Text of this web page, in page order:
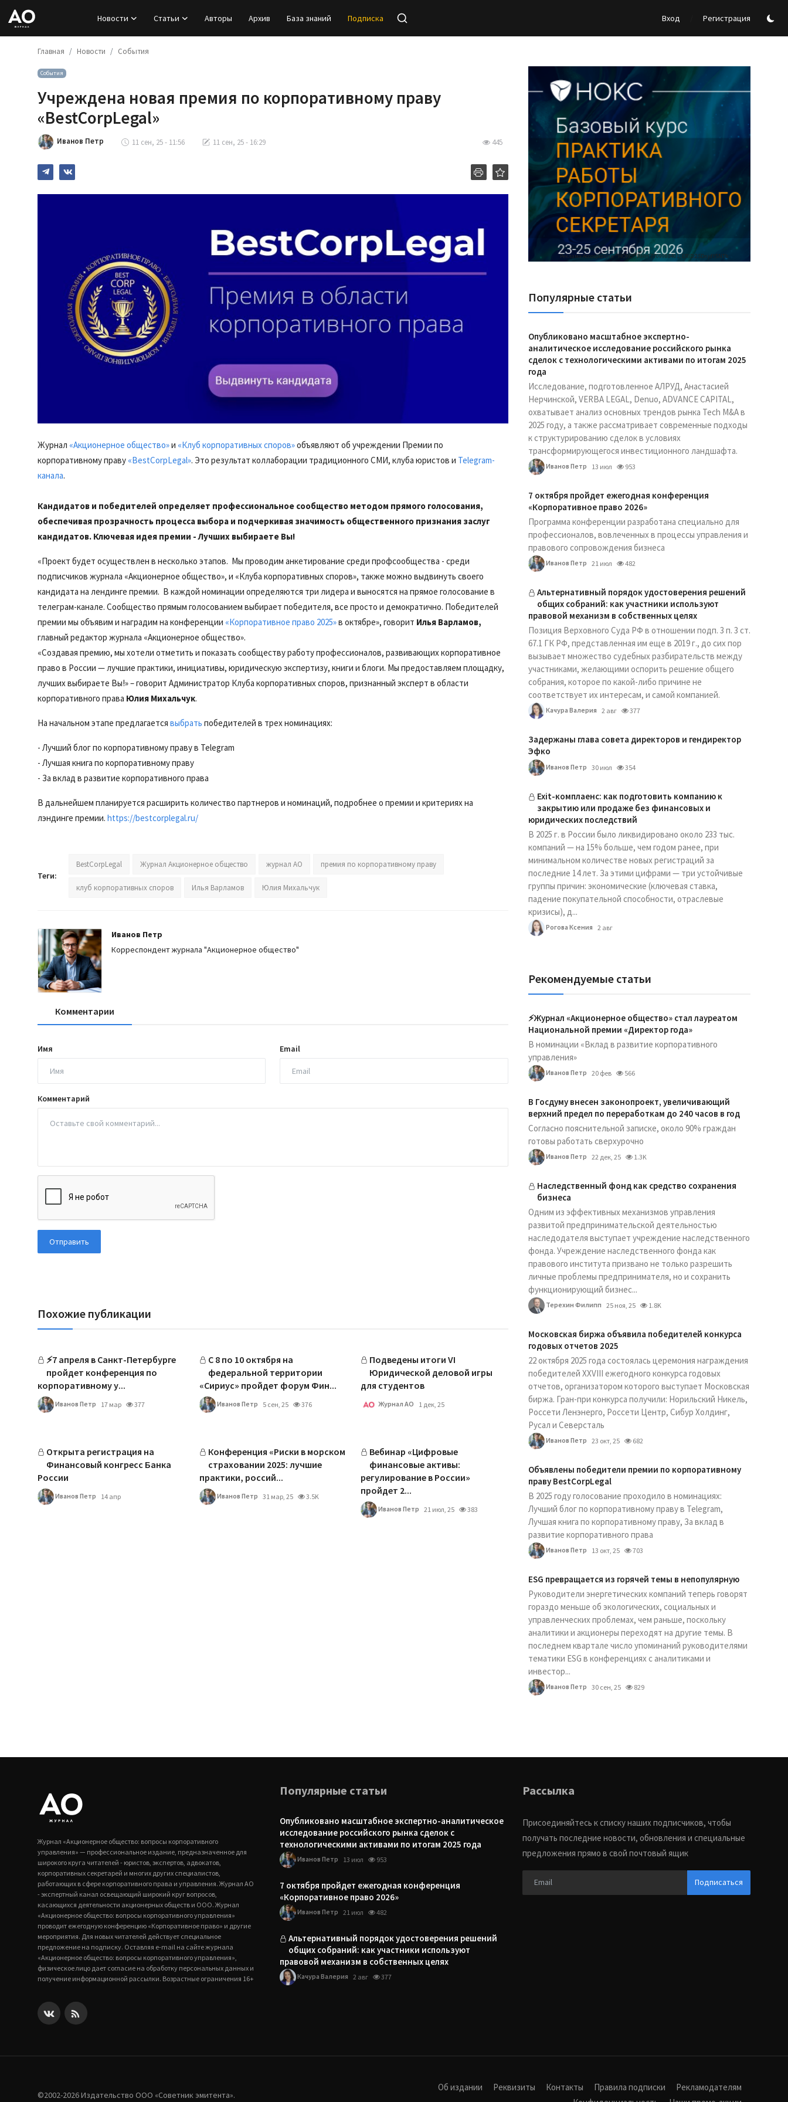
Новости Статьи Авторы Архив База знаний Подписка Вход Регистрация
Статьи
Главная Новости События
События
Учреждена новая премия по корпоративному праву
«BestCorpLegal»
Иванов Петр 11 сен, 25 - 11:56 11 сен, 25 - 16:29 445
Журнал «Акционерное общество»и «Клуб корпоративных споров»объявляют об учреждении Премии по
корпоративному праву «BestCorpLegal». Это результат коллаборации традиционного СМИ, клуба юристов и Telegram-
канала.
Кандидатов и победителей определяет профессиональное сообщество методом прямого голосования,
обеспечивая прозрачность процесса выбора и подчеркивая значимость общественного признания заслуг
кандидатов. Ключевая идея премии - Лучших выбираете Вы!
«Проект будет осуществлен в несколько этапов. Мы проводим анкетирование среди профсообщества - среди
подписчиков журнала «Акционерное общество», и «Клуба корпоративных споров», также можно выдвинуть своего
кандидата на лендинге премии. В каждой номинации определяются три лидера и выносятся на прямое голосование в
телеграм-канале. Сообщество прямым голосованием выбирает победителя, все просто и демократично. Победителей
премии мы объявим и наградим на конференции «Корпоративное право 2025»в октябре», говорит Илья Варламов,
главный редактор журнала «Акционерное общество».
«Создавая премию, мы хотели отметить и показать сообществу работу профессионалов, развивающих корпоративное
право в России — лучшие практики, инициативы, юридическую экспертизу, книги и блоги. Мы предоставляем площадку,
лучших выбираете Вы!» – говорит Администратор Клуба корпоративных споров, признанный эксперт в области
корпоративного права Юлия Михальчук.
На начальном этапе предлагается выбрать победителей в трех номинациях:
- Лучший блог по корпоративному праву в Telegram
- Лучшая книга по корпоративному праву
- За вклад в развитие корпоративного права
В дальнейшем планируется расширить количество партнеров и номинаций, подробнее о премии и критериях на
лэндинге премии. https://bestcorplegal.ru/
Теги:
BestCorpLegal Журнал Акционерное общество журнал АО премия по корпоративному праву
клуб корпоративных споров Илья Варламов Юлия Михальчук
Иванов Петр
Корреспондент журнала "Акционерное общество"
Комментарии
Имя Email
Комментарий
Отправить
Похожие публикации
⚡️7 апреля в Санкт-Петербурге
пройдет конференция по
корпоративному у...
Иванов Петр 17 мар 377
С 8 по 10 октября на
федеральной территории
«Сириус» пройдет форум Фин...
Иванов Петр 5 сен, 25 376
Подведены итоги VI
Юридической деловой игры
для студентов
Журнал АО 1 дек, 25
Открыта регистрация на
Финансовый конгресс Банка
России
Иванов Петр 14 апр
Конференция «Риски в морском
страховании 2025: лучшие
практики, россий...
Иванов Петр 31 мар, 25 3.5K
Вебинар «Цифровые
финансовые активы:
регулирование в России»
пройдет 2...
Иванов Петр 21 июл, 25 383
Реклама Ассоциации "НОКС", ИНН 7709980401, ERID:2SDnjdY5NTb
Популярные статьи
Опубликовано масштабное экспертно-
аналитическое исследование российского рынка
сделок с технологическими активами по итогам 2025
года
Исследование, подготовленное АЛРУД, Анастасией
Нерчинской, VERBA LEGAL, Denuo, ADVANCE CAPITAL,
охватывает анализ основных трендов рынка Tech M&A в
2025 году, а также рассматривает современные подходы
к структурированию сделок в условиях
трансформирующегося инвестиционного ландшафта.
Иванов Петр 13 июл 953
7 октября пройдет ежегодная конференция
«Корпоративное право 2026»
Программа конференции разработана специально для
профессионалов, вовлеченных в процессы управления и
правового сопровождения бизнеса
Иванов Петр 21 июл 482
Альтернативный порядок удостоверения решений
общих собраний: как участники используют
правовой механизм в собственных целях
Позиция Верховного Суда РФ в отношении подп. 3 п. 3 ст.
67.1 ГК РФ, представленная им еще в 2019 г., до сих пор
вызывает множество судебных разбирательств между
участниками, желающими оспорить решение общего
собрания, которое по какой-либо причине не
соответствует их интересам, и самой компанией.
Качура Валерия 2 авг 377
Задержаны глава совета директоров и гендиректор
Эфко
Иванов Петр 30 июл 354
Exit-комплаенс: как подготовить компанию к
закрытию или продаже без финансовых и
юридических последствий
В 2025 г. в России было ликвидировано около 233 тыс.
компаний — на 15% больше, чем годом ранее, при
минимальном количестве новых регистраций за
последние 14 лет. За этими цифрами — три устойчивые
группы причин: экономические (ключевая ставка,
падение покупательной способности, отраслевые
кризисы), д...
Рогова Ксения 2 авг
Рекомендуемые статьи
⚡️Журнал «Акционерное общество» стал лауреатом
Национальной премии «Директор года»
В номинации «Вклад в развитие корпоративного
управления»
Иванов Петр 20 фев 566
В Госдуму внесен законопроект, увеличивающий
верхний предел по переработкам до 240 часов в год
Согласно пояснительной записке, около 90% граждан
готовы работать сверхурочно
Иванов Петр 22 дек, 25 1.3K
Наследственный фонд как средство сохранения
бизнеса
Одним из эффективных механизмов управления
развитой предпринимательской деятельностью
наследодателя выступает учреждение наследственного
фонда. Учреждение наследственного фонда как
правового института призвано не только разрешить
личные проблемы предпринимателя, но и сохранить
функционирующий бизнес...
Терехин Филипп 25 ноя, 25 1.8K
Московская биржа объявила победителей конкурса
годовых отчетов 2025
22 октября 2025 года состоялась церемония награждения
победителей XXVIII ежегодного конкурса годовых
отчетов, организатором которого выступает Московская
биржа. Гран-при конкурса получили: Норильский Никель,
Россети Ленэнерго, Россети Центр, Сибур Холдинг,
Русал и Северсталь
Иванов Петр 23 окт, 25 682
Объявлены победители премии по корпоративному
праву BestCorpLegal
В 2025 году голосование проходило в номинациях:
Лучший блог по корпоративному праву в Telegram,
Лучшая книга по корпоративному праву, За вклад в
развитие корпоративного права
Иванов Петр 13 окт, 25 703
ESG превращается из горячей темы в непопулярную
Руководители энергетических компаний теперь говорят
гораздо меньше об экологических, социальных и
управленческих проблемах, чем раньше, поскольку
аналитики и акционеры переходят на другие темы. В
последнем квартале число упоминаний руководителями
тематики ESG в конференциях с аналитиками и
инвестор...
Иванов Петр 30 сен, 25 829
Журнал «Акционерное общество: вопросы корпоративного
управления» — профессиональное издание, предназначенное для
широкого круга читателей - юристов, экспертов, адвокатов,
корпоративных секретарей и многих других специалистов,
работающих в сфере корпоративного права и управления. Журнал АО
- экспертный канал освещающий широкий круг вопросов,
касающихся деятельности акционерных обществ и ООО. Журнал
«Акционерное общество: вопросы корпоративного управления»
проводит ежегодную конференцию «Корпоративное право» и другие
мероприятия. Для новых читателей действует специальное
предложение на подписку. Оставляя e-mail на сайте журнала
«Акционерное общество: вопросы корпоративного управления»,
физическое лицо дает согласие на обработку персональных данных и
получение информационной рассылки. Возрастные ограничения 16+
Популярные статьи
Опубликовано масштабное экспертно-аналитическое
исследование российского рынка сделок с
технологическими активами по итогам 2025 года
Иванов Петр 13 июл 953
7 октября пройдет ежегодная конференция
«Корпоративное право 2026»
Иванов Петр 21 июл 482
Альтернативный порядок удостоверения решений
общих собраний: как участники используют
правовой механизм в собственных целях
Качура Валерия 2 авг 377
Рассылка
Присоединяйтесь к списку наших подписчиков, чтобы
получать последние новости, обновления и специальные
предложения прямо в свой почтовый ящик
Подписаться
©2002-2026 Издательство ООО «‎Советник эмитента».
Об издании Реквизиты Контакты Правила подписки
Рекламодателям